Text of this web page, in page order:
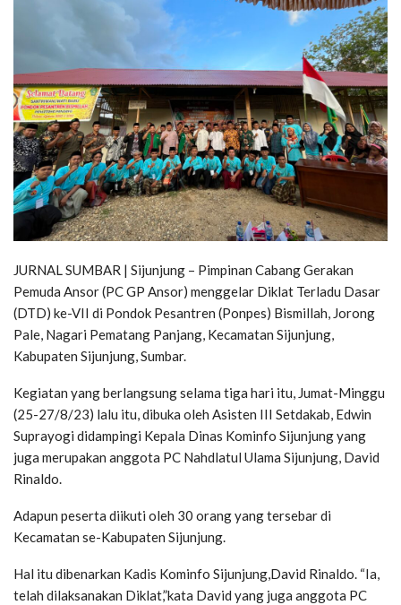
JURNAL SUMBAR | Sijunjung – Pimpinan Cabang Gerakan
Pemuda Ansor (PC GP Ansor) menggelar Diklat Terladu Dasar
(DTD) ke-VII di Pondok Pesantren (Ponpes) Bismillah, Jorong
Pale, Nagari Pematang Panjang, Kecamatan Sijunjung,
Kabupaten Sijunjung, Sumbar.
Kegiatan yang berlangsung selama tiga hari itu, Jumat-Minggu
(25-27/8/23) lalu itu, dibuka oleh Asisten III Setdakab, Edwin
Suprayogi didampingi Kepala Dinas Kominfo Sijunjung yang
juga merupakan anggota PC Nahdlatul Ulama Sijunjung, David
Rinaldo.
Adapun peserta diikuti oleh 30 orang yang tersebar di
Kecamatan se-Kabupaten Sijunjung.
Hal itu dibenarkan Kadis Kominfo Sijunjung,David Rinaldo. “Ia,
telah dilaksanakan Diklat,”kata David yang juga anggota PC